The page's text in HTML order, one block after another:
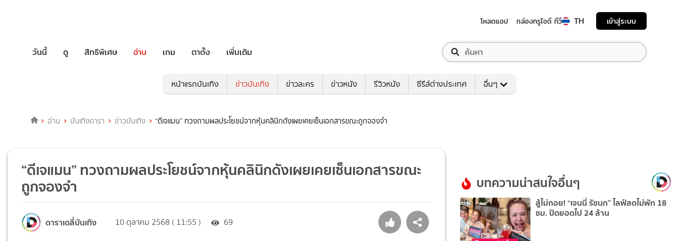
โหลดแอป กล่องทรูไอดี ทีวี TH เข้าสู่ระบบ
วันนี้ ดู สิทธิพิเศษ อ่าน เกม ตาตั้ง เพิ่มเติม
หน้าแรกบันเทิง ข่าวบันเทิง ข่าวละคร ข่าวหนัง รีวิวหนัง ซีรีส์ต่างประเทศ อื่นๆ
อ่าน บันเทิงดารา ข่าวบันเทิง “ดีเจแมน” ทวงถามผลประโยชน์จากหุ้นคลินิกดังเผยเคยเซ็นเอกสารขณะถูกจองจำ
“ดีเจแมน” ทวงถามผลประโยชน์จากหุ้นคลินิกดังเผยเคยเซ็นเอกสารขณะ
ถูกจองจำ
ดาราเดลี่บันเทิง 10 ตุลาคม 2568 ( 11:55 ) 69
บทความน่าสนใจอื่นๆ
สู้ไม่ถอย! “เจนนี่ รัชนก” ไลฟ์สดไม่พัก 18
ชม. ปิดยอดไป 24 ล้าน